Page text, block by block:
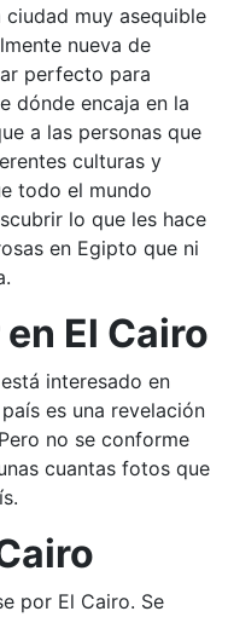
muy asequible
nueva de
perfecto para
dónde encaja en la
a las personas que
culturas y
todo el mundo
lo que les hace
en Egipto que ni
El Cairo
interesado en
es una revelación
no se conforme
cuantas fotos que
por El Cairo. Se